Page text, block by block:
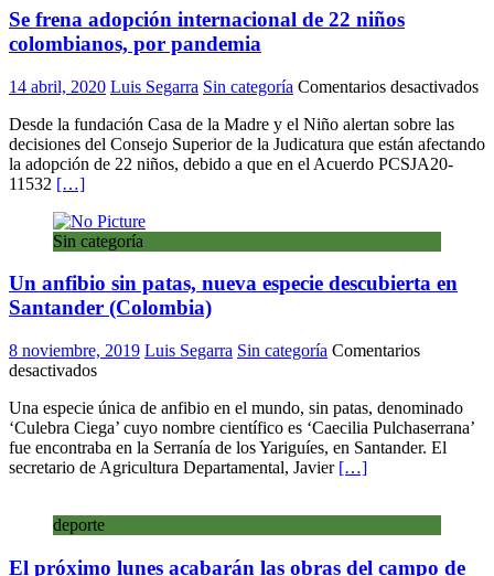
Se frena adopción internacional de 22 niños
colombianos, por pandemia
14 abril, 2020 Luis Segarra Sin categoría Comentarios desactivadosen
Desde la fundación Casa de la Madre y el Niño alertan sobre las
decisiones del Consejo Superior de la Judicatura que están afectando
la adopción de 22 niños, debido a que en el Acuerdo PCSJA20-
11532 […]
Sin categoría
Un anfibio sin patas, nueva especie descubierta en
Santander (Colombia)
8 noviembre, 2019 Luis Segarra Sin categoría Comentarios
desactivadosen
anfibio
sin
patas,
nueva
en
(Colombia)
Una especie única de anfibio en el mundo, sin patas, denominado
‘Culebra Ciega’ cuyo nombre científico es ‘Caecilia Pulchaserrana’
fue encontraba en la Serranía de los Yariguíes, en Santander. El
secretario de Agricultura Departamental, Javier […]
deporte
El próximo lunes acabarán las obras del campo de